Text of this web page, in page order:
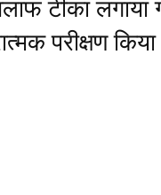
टीका
परीक्षण